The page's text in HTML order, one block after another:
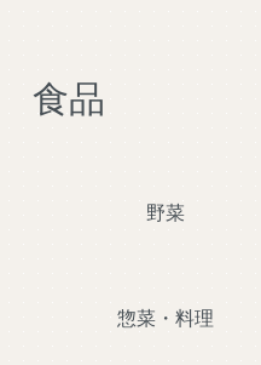
食品
野菜
惣菜・料理